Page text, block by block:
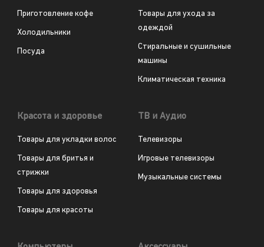
Приготовление кофе
Холодильники
Посуда
Товары для ухода за
одеждой
Стиральные и сушильные
машины
Климатическая техника
Красота и здоровье
Товары для укладки волос
Товары для бритья и
стрижки
Товары для здоровья
Товары для красоты
ТВ и Аудио
Телевизоры
Игровые телевизоры
Музыкальные системы